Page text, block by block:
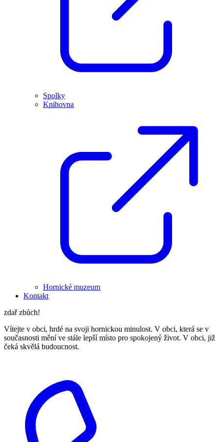
Spolky
Knihovna
Hornické muzeum
Kontakt
zdař zbůch!
Vítejte v obci, hrdé na svoji hornickou minulost. V obci, která se v
současnosti mění ve stále lepší místo pro spokojený život. V obci, již
čeká skvělá budoucnost.